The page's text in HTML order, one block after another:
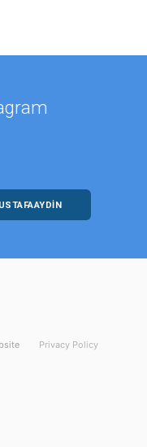
Privacy Policy